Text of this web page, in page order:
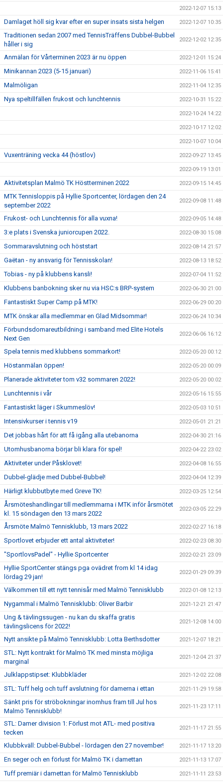
2022-12-07 15:13
Damlaget höll sig kvar efter en super insats sista helgen 2022-12-07 10:35
Traditionen sedan 2007 med TennisTräffens Dubbel-Bubbel
håller i sig
2022-12-02 12:35
Anmälan för Vårterminen 2023 är nu öppen 2022-12-01 15:24
Minikannan 2023 (5-15 januari) 2022-11-06 15:41
Malmöligan 2022-11-04 12:35
Nya speltillfällen frukost och lunchtennis 2022-10-31 15:22
2022-10-24 14:22
2022-10-17 12:02
2022-10-07 10:04
Vuxenträning vecka 44 (höstlov) 2022-09-27 13:45
2022-09-19 13:01
Aktivitetsplan Malmö TK Höstterminen 2022 2022-09-15 14:45
MTK Tennisloppis på Hyllie Sportcenter, lördagen den 24
september 2022
2022-09-08 11:48
Frukost- och Lunchtennis för alla vuxna! 2022-09-05 14:48
3:e plats i Svenska juniorcupen 2022. 2022-08-30 15:08
Sommaravslutning och höststart 2022-08-14 21:57
Gaëtan - ny ansvarig för Tennisskolan! 2022-08-13 18:52
Tobias - ny på klubbens kansli! 2022-07-04 11:52
Klubbens banbokning sker nu via HSC:s BRP-system 2022-06-30 21:00
Fantastiskt Super Camp på MTK! 2022-06-29 00:20
MTK önskar alla medlemmar en Glad Midsommar! 2022-06-24 10:34
Förbundsdomareutbildning i samband med Elite Hotels
Next Gen
2022-06-06 16:12
Spela tennis med klubbens sommarkort! 2022-05-20 00:12
Höstanmälan öppen! 2022-05-20 00:09
Planerade aktiviteter tom v32 sommaren 2022! 2022-05-20 00:02
Lunchtennis i vår 2022-05-16 15:55
Fantastiskt läger i Skummeslöv! 2022-05-03 10:51
Intensivkurser i tennis v19 2022-05-01 21:21
Det jobbas hårt för att få igång alla utebanorna 2022-04-30 21:16
Utomhusbanorna börjar bli klara för spel! 2022-04-22 23:02
Aktiviteter under Påsklovet! 2022-04-08 16:55
Dubbel-glädje med Dubbel-Bubbel! 2022-04-04 12:39
Härligt klubbutbyte med Greve TK! 2022-03-25 12:54
Årsmöteshandlingar till medlemmarna i MTK inför årsmötet
kl. 15 söndagen den 13 mars 2022
2022-03-05 22:29
Årsmöte Malmö Tennisklubb, 13 mars 2022 2022-02-27 16:18
Sportlovet erbjuder ett antal aktiviteter! 2022-02-23 08:30
"SportlovsPadel" - Hyllie Sportcenter 2022-02-21 23:09
Hyllie SportCenter stängs pga ovädret from kl 14 idag
lördag 29 jan!
2022-01-29 09:39
Välkommen till ett nytt tennisår med Malmö Tennisklubb 2022-01-08 12:13
Nygammal i Malmö Tennisklubb: Oliver Barbir 2021-12-21 21:47
Ung & tävlingssugen - nu kan du skaffa gratis
tävlingslicens för 2022!
2021-12-08 14:00
Nytt ansikte på Malmö Tennisklubb: Lotta Berthsdotter 2021-12-07 18:21
STL: Nytt kontrakt för Malmö TK med minsta möjliga
marginal
2021-12-04 21:37
Julklappstipset: Klubbkläder 2021-12-02 22:08
STL: Tuff helg och tuff avslutning för damerna i ettan 2021-11-29 19:58
Sänkt pris för ströbokningar inomhus fram till Jul hos
Malmö Tennisklubb!
2021-11-23 17:11
STL: Damer division 1: Förlust mot ATL- med positiva
tecken
2021-11-17 21:55
Klubbkväll: Dubbel-Bubbel - lördagen den 27 november! 2021-11-17 13:20
En seger och en förlust för Malmö TK i damettan 2021-11-13 17:07
Tuff premiär i damettan för Malmö Tennisklubb 2021-11-11 23:53